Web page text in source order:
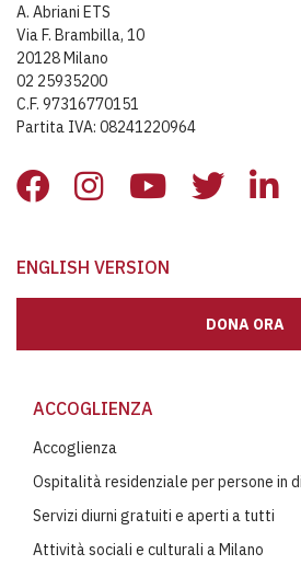
A. Abriani ETS
Via F. Brambilla, 10
20128 Milano
02 25935200
C.F. 97316770151
Partita IVA: 08241220964
ENGLISH VERSION
DONA ORA
ACCOGLIENZA
Accoglienza
Ospitalità residenziale per persone in
Servizi diurni gratuiti e aperti a tutti
Attività sociali e culturali a Milano